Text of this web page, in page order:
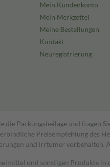
Mein Kundenkonto
Mein Merkzettel
Meine Bestellungen
Kontakt
Neuregistrierung
die Packungsbeilage und
Preisempfehlung des
und Irrtümer vorbehalten.
und sonstigen Produkte